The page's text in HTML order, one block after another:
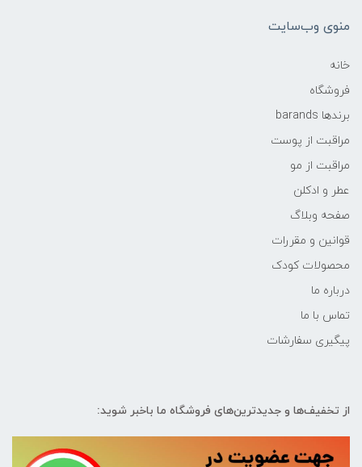
منوی وب‌سایت
خانه
فروشگاه
برندها barands
مراقبت از پوست
مراقبت از مو
عطر و ادکلن
صفحه وبلاگ
قوانین و مقررات
محصولات کودک
درباره ما
تماس با ما
پیگیری سفارشات
از تخفیف‌ها و جدیدترین‌های فروشگاه ما باخبر شوید: